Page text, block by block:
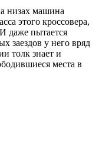
низах машина
этого кроссовера,
даже пытается
заездов у него вряд
толк знает и
места в